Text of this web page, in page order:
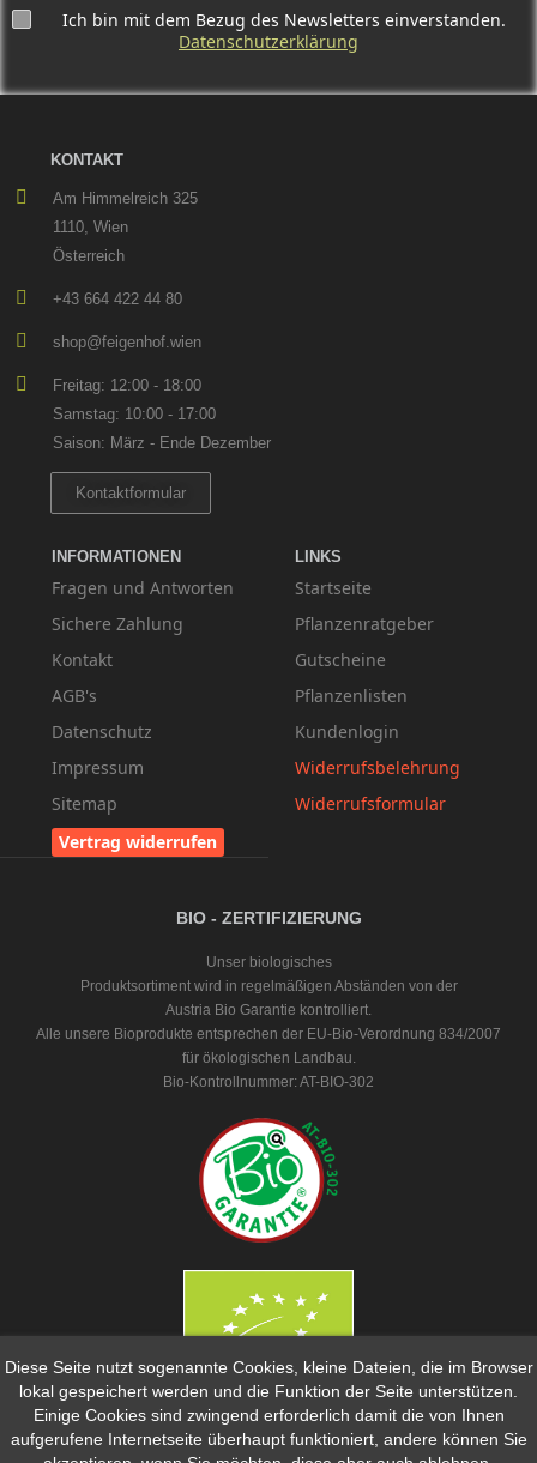
Diese Seite nutzt sogenannte Cookies, kleine Dateien, die im Browser
lokal gespeichert werden und die Funktion der Seite unterstützen.
Einige Cookies sind zwingend erforderlich damit die von Ihnen
aufgerufene Internetseite überhaupt funktioniert, andere können Sie
Ich bin mit dem Bezug des Newsletters einverstanden.
Datenschutzerklärung
KONTAKT
Am Himmelreich 325
1110, Wien
Österreich
+43 664 422 44 80
shop@feigenhof.wien
Freitag: 12:00 - 18:00
Samstag: 10:00 - 17:00
Saison: März - Ende Dezember
Kontaktformular
INFORMATIONEN
Fragen und Antworten
Sichere Zahlung
Kontakt
AGB's
Datenschutz
Impressum
Sitemap
Vertrag widerrufen
LINKS
Startseite
Pflanzenratgeber
Gutscheine
Pflanzenlisten
Kundenlogin
Widerrufsbelehrung
Widerrufsformular
BIO - ZERTIFIZIERUNG
Unser biologisches
Produktsortiment wird in regelmäßigen Abständen von der
Austria Bio Garantie kontrolliert.
Alle unsere Bioprodukte entsprechen der EU-Bio-Verordnung 834/2007
für ökologischen Landbau.
Bio-Kontrollnummer: AT-BIO-302
ZAHLUNGSMÖGLICHKEITEN